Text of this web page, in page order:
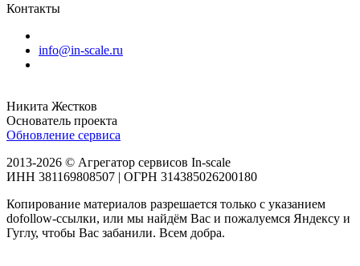
Контакты
info@in-scale.ru
Никита Жестков
Основатель проекта
Обновление сервиса
2013-2026 © Агрегатор сервисов In-scale
ИНН 381169808507 | ОГРН 314385026200180
Копирование материалов разрешается только с указанием
dofollow-ссылки, или мы найдём Вас и пожалуемся Яндексу и
Гуглу, чтобы Вас забанили. Всем добра.